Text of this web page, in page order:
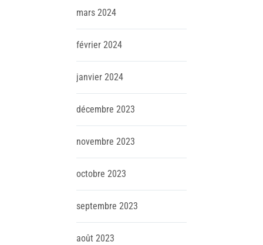
mars 2024
février 2024
janvier 2024
décembre 2023
novembre 2023
octobre 2023
septembre 2023
août 2023